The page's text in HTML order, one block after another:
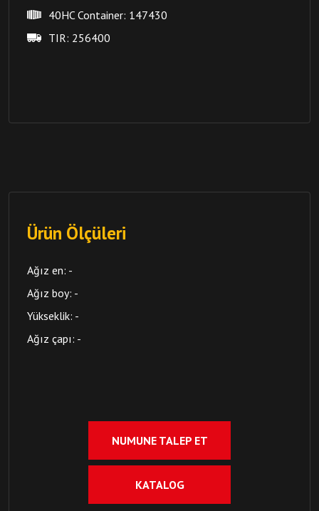
40HC Container: 147430
TIR: 256400
Ürün Ölçüleri
Ağız en: -
Ağız boy: -
Yükseklik: -
Ağız çapı: -
NUMUNE TALEP ET
KATALOG